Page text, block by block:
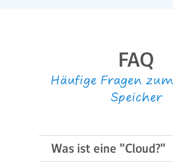
FAQ
Häufige Fragen
Speicher
Was ist eine "Cloud?"